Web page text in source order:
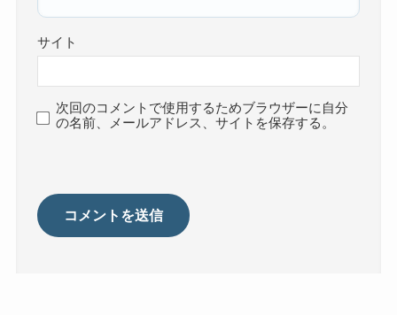
サイト
次回のコメントで使用するためブラウザーに自分
の名前、メールアドレス、サイトを保存する。